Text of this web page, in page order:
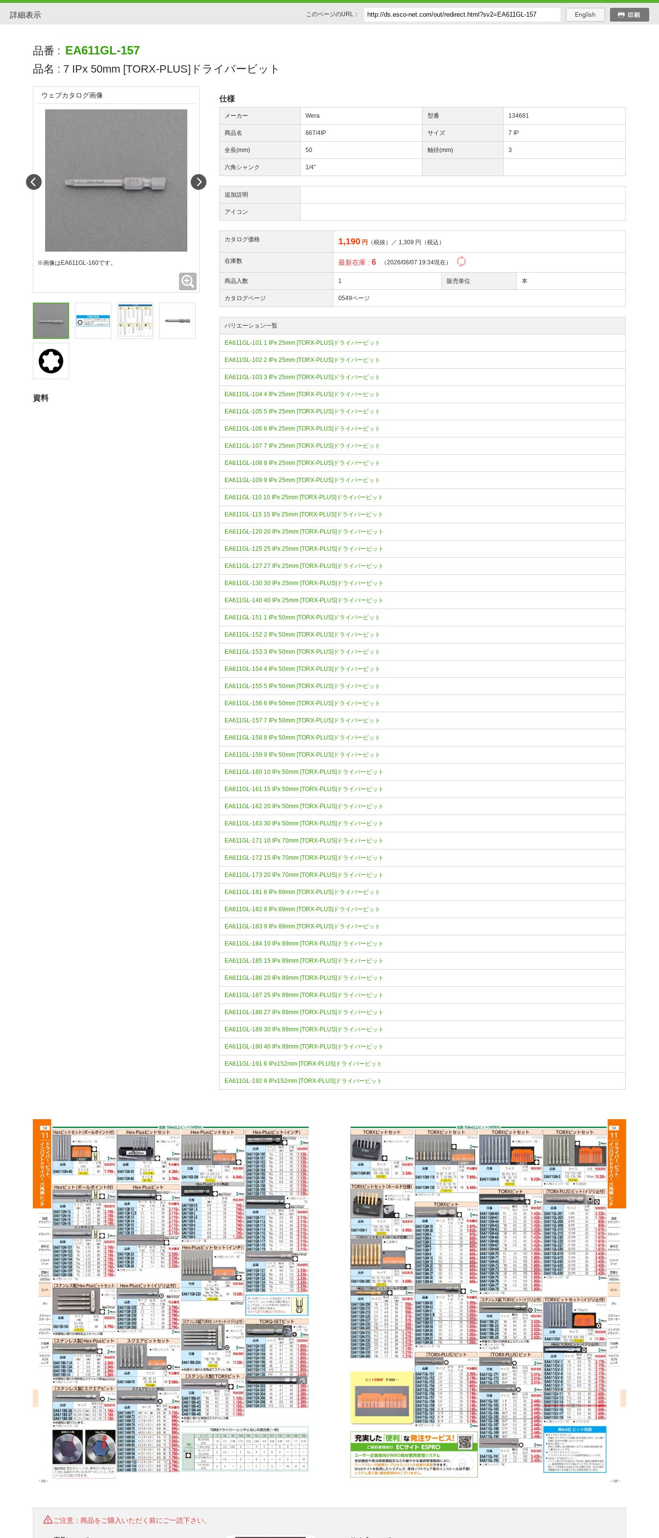
詳細表示 このページのURL：
品番 : EA611GL-157
品名 : 7 IPx 50mm [TORX-PLUS]ドライバービット
仕様
メーカー Wera 型番 134681
商品名 867/4IP サイズ 7 IP
全長(mm) 50 軸径(mm) 3
六角シャンク 1/4”
追加説明
アイコン
カタログ価格 1,190 円 （税抜）／ 1,309 円（税込）
在庫数 最新在庫 :6 （2026/08/07 19:34現在）
商品入数 1 販売単位 本
カタログページ 0549ページ
バリエーション一覧
EA611GL-101 1 IPx 25mm [TORX-PLUS]ドライバービット
EA611GL-102 2 IPx 25mm [TORX-PLUS]ドライバービット
EA611GL-103 3 IPx 25mm [TORX-PLUS]ドライバービット
EA611GL-104 4 IPx 25mm [TORX-PLUS]ドライバービット
EA611GL-105 5 IPx 25mm [TORX-PLUS]ドライバービット
EA611GL-106 6 IPx 25mm [TORX-PLUS]ドライバービット
EA611GL-107 7 IPx 25mm [TORX-PLUS]ドライバービット
EA611GL-108 8 IPx 25mm [TORX-PLUS]ドライバービット
EA611GL-109 9 IPx 25mm [TORX-PLUS]ドライバービット
EA611GL-110 10 IPx 25mm [TORX-PLUS]ドライバービット
EA611GL-115 15 IPx 25mm [TORX-PLUS]ドライバービット
EA611GL-120 20 IPx 25mm [TORX-PLUS]ドライバービット
EA611GL-125 25 IPx 25mm [TORX-PLUS]ドライバービット
EA611GL-127 27 IPx 25mm [TORX-PLUS]ドライバービット
EA611GL-130 30 IPx 25mm [TORX-PLUS]ドライバービット
EA611GL-140 40 IPx 25mm [TORX-PLUS]ドライバービット
EA611GL-151 1 IPx 50mm [TORX-PLUS]ドライバービット
EA611GL-152 2 IPx 50mm [TORX-PLUS]ドライバービット
EA611GL-153 3 IPx 50mm [TORX-PLUS]ドライバービット
EA611GL-154 4 IPx 50mm [TORX-PLUS]ドライバービット
EA611GL-155 5 IPx 50mm [TORX-PLUS]ドライバービット
EA611GL-156 6 IPx 50mm [TORX-PLUS]ドライバービット
EA611GL-157 7 IPx 50mm [TORX-PLUS]ドライバービット
EA611GL-158 8 IPx 50mm [TORX-PLUS]ドライバービット
EA611GL-159 9 IPx 50mm [TORX-PLUS]ドライバービット
EA611GL-160 10 IPx 50mm [TORX-PLUS]ドライバービット
EA611GL-161 15 IPx 50mm [TORX-PLUS]ドライバービット
EA611GL-162 20 IPx 50mm [TORX-PLUS]ドライバービット
EA611GL-163 30 IPx 50mm [TORX-PLUS]ドライバービット
EA611GL-171 10 IPx 70mm [TORX-PLUS]ドライバービット
EA611GL-172 15 IPx 70mm [TORX-PLUS]ドライバービット
EA611GL-173 20 IPx 70mm [TORX-PLUS]ドライバービット
EA611GL-181 6 IPx 89mm [TORX-PLUS]ドライバービット
EA611GL-182 8 IPx 89mm [TORX-PLUS]ドライバービット
EA611GL-183 9 IPx 89mm [TORX-PLUS]ドライバービット
EA611GL-184 10 IPx 89mm [TORX-PLUS]ドライバービット
EA611GL-185 15 IPx 89mm [TORX-PLUS]ドライバービット
EA611GL-186 20 IPx 89mm [TORX-PLUS]ドライバービット
EA611GL-187 25 IPx 89mm [TORX-PLUS]ドライバービット
EA611GL-188 27 IPx 89mm [TORX-PLUS]ドライバービット
EA611GL-189 30 IPx 89mm [TORX-PLUS]ドライバービット
EA611GL-190 40 IPx 89mm [TORX-PLUS]ドライバービット
EA611GL-191 6 IPx152mm [TORX-PLUS]ドライバービット
EA611GL-192 8 IPx152mm [TORX-PLUS]ドライバービット
ウェブカタログ画像
※画像はEA611GL-160です。
Prev
資料
ご注意：商品をご購入いただく前にご一読下さい。